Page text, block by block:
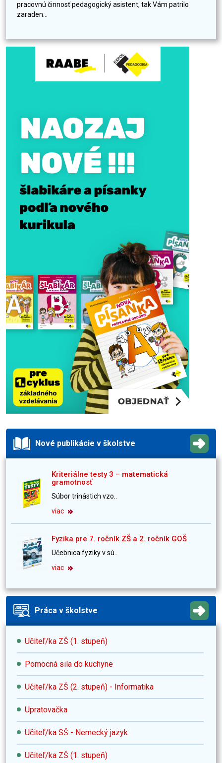
pracovnú činnosť pedagogický asistent, tak Vám patrilo
zaraden...
Nové publikácie v školstve
Kriteriálne testy 3 – matematická
gramotnosť
Súbor trinástich vzo..
viac
Fyzika pre 7. ročník ZŠ a 2. ročník GOŠ
Učebnica fyziky v sú..
viac
Práca v školstve
Učiteľ/ka ZŠ (1. stupeň)
Pomocná sila do kuchyne
Učiteľ/ka ZŠ (2. stupeň) - Informatika
Upratovačka
Učiteľ/ka SŠ - Nemecký jazyk
Učiteľ/ka ZŠ (1. stupeň)